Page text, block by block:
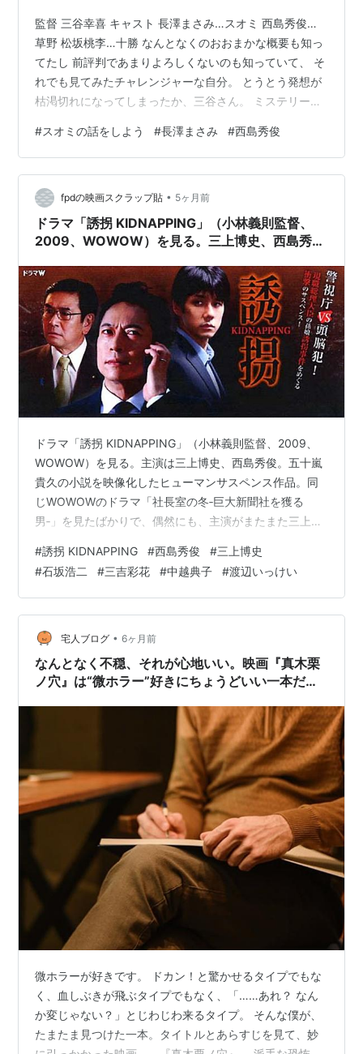
監督 三谷幸喜 キャスト 長澤まさみ…スオミ 西島秀俊…
草野 松坂桃李…十勝 なんとなくのおおまかな概要も知っ
てたし 前評判であまりよろしくないのも知っていて、 そ
れでも見てみたチャレンジャーな自分。 とうとう発想が
枯渇切れになってしまったか、三谷さん。 ミステリーで
のやり取りをただ眺めてました。 特に最後のミュージカ
ル仕立ての「ヘルシンキ」の 歌とダンス。 俳優さんたち
のお仕事してます感がありありと出てて 地蔵のように固
まって見てしまいました。 それぞれの夫側から見たスオ
ミの印象が全く違う。 夫たちの理想とする女性を演じ続
けてたスオミが …
#スオミの話をしよう #長澤まさみ #西島秀俊
fpdの映画スクラップ貼 • 5ヶ月前
ドラマ「誘拐 KIDNAPPING」（小林義則監督、
2009、WOWOW）を見る。三上博史、西島秀俊
ドラマ「誘拐 KIDNAPPING」（小林義則監督、2009、
WOWOW）を見る。主演は三上博史、西島秀俊。五十嵐
貴久の小説を映像化したヒューマンサスペンス作品。同
じWOWOWのドラマ「社長室の冬‐巨大新聞社を獲る
男‐」を見たばかりで、偶然にも、主演がまたまた三上博
はあるもののWOWOW御用達俳優のようによく出てい
る。 同名タイトルの映画（渡哲也主演）とは別物。
WOWOW版は、総理大臣の孫娘誘拐事件をめぐる犯人、
警察、政府の攻防を描くヒューマンサスペンス。 刑事が
誘拐の犯人にたどり着くが、目の前に犯人がいても「あ
る事情」により絶対に逮捕するこ…
#誘拐 KIDNAPPING #西島秀俊 #三上博史
#石坂浩二 #三吉彩花 #中越典子 #渡辺いっけい
宅人ブログ • 6ヶ月前
なんとなく不穏、それが心地いい。映画『真木栗
ノ穴』は“微ホラー”好きにちょうどいい一本だっ
微ホラーが好きです。 ドカン！と驚かせるタイプでもな
く、血しぶきが飛ぶタイプでもなく、「……あれ？ なん
か変じゃない？」とじわじわ来るタイプ。 そんな僕が、
たまたま見つけた一本。タイトルとあらすじを見て、妙